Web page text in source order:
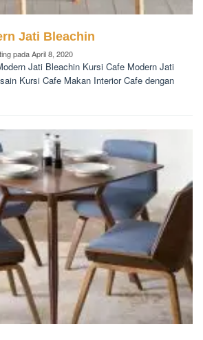
Jati Bleachin
padaApril 8, 2020
Jati Bleachin Kursi Cafe Modern Jati
Kursi Cafe Makan Interior Cafe dengan